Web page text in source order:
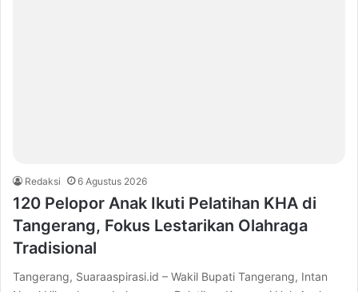
Redaksi 6 Agustus 2026
120 Pelopor Anak Ikuti Pelatihan KHA di
Tangerang, Fokus Lestarikan Olahraga
Tradisional
Tangerang, Suaraaspirasi.id – Wakil Bupati Tangerang, Intan